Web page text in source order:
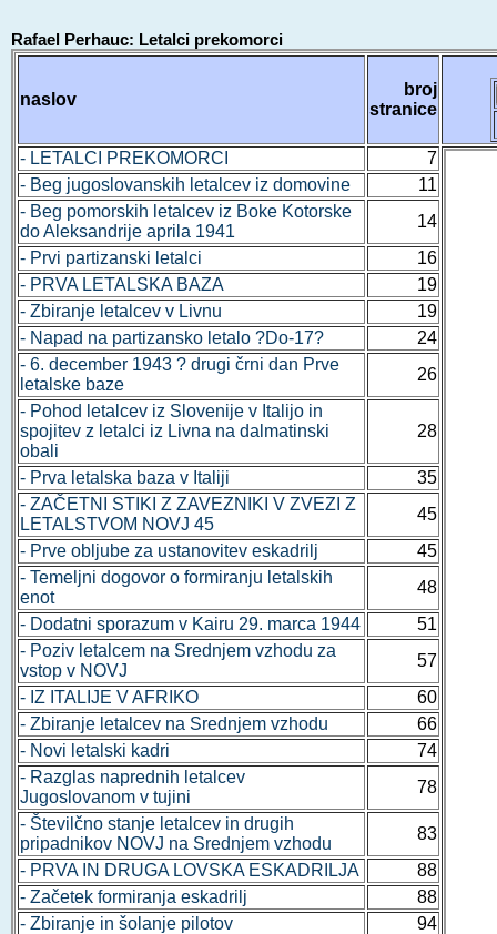
Rafael Perhauc: Letalci prekomorci
naslov
broj
stranice
- LETALCI PREKOMORCI
7
- Beg jugoslovanskih letalcev iz domovine
11
- Beg pomorskih letalcev iz Boke Kotorske
do Aleksandrije aprila 1941
14
- Prvi partizanski letalci
16
- PRVA LETALSKA BAZA
19
- Zbiranje letalcev v Livnu
19
- Napad na partizansko letalo ?Do-17?
24
- 6. december 1943 ? drugi črni dan Prve
letalske baze
26
- Pohod letalcev iz Slovenije v Italijo in
spojitev z letalci iz Livna na dalmatinski
obali
28
- Prva letalska baza v Italiji
35
- ZAČETNI STIKI Z ZAVEZNIKI V ZVEZI Z
LETALSTVOM NOVJ 45
45
- Prve obljube za ustanovitev eskadrilj
45
- Temeljni dogovor o formiranju letalskih
enot
48
- Dodatni sporazum v Kairu 29. marca 1944
51
- Poziv letalcem na Srednjem vzhodu za
vstop v NOVJ
57
- IZ ITALIJE V AFRIKO
60
- Zbiranje letalcev na Srednjem vzhodu
66
- Novi letalski kadri
74
- Razglas naprednih letalcev
Jugoslovanom v tujini
78
- Številčno stanje letalcev in drugih
pripadnikov NOVJ na Srednjem vzhodu
83
- PRVA IN DRUGA LOVSKA ESKADRILJA
88
- Začetek formiranja eskadrilj
88
- Zbiranje in šolanje pilotov
94